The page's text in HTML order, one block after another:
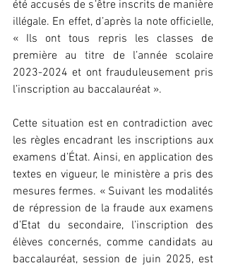
été accusés de s’être inscrits de manière
illégale. En effet, d’après la note officielle,
« Ils ont tous repris les classes de
première au titre de l’année scolaire
2023-2024 et ont frauduleusement pris
l’inscription au baccalauréat ».
Cette situation est en contradiction avec
les règles encadrant les inscriptions aux
examens d’État. Ainsi, en application des
textes en vigueur, le ministère a pris des
mesures fermes. « Suivant les modalités
de répression de la fraude aux examens
d’Etat du secondaire, l’inscription des
élèves concernés, comme candidats au
baccalauréat, session de juin 2025, est